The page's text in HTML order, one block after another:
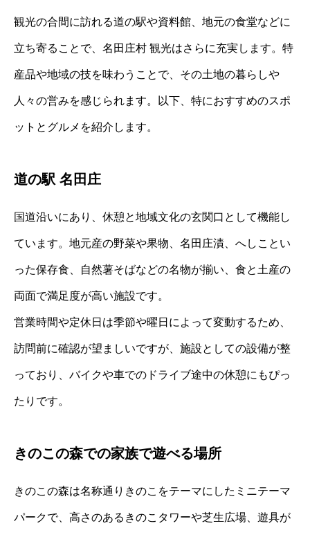
観光の合間に訪れる道の駅や資料館、地元の食堂などに
立ち寄ることで、名田庄村 観光はさらに充実します。特
産品や地域の技を味わうことで、その土地の暮らしや
人々の営みを感じられます。以下、特におすすめのスポ
ットとグルメを紹介します。
道の駅 名田庄
国道沿いにあり、休憩と地域文化の玄関口として機能し
ています。地元産の野菜や果物、名田庄漬、へしことい
った保存食、自然薯そばなどの名物が揃い、食と土産の
両面で満足度が高い施設です。
営業時間や定休日は季節や曜日によって変動するため、
訪問前に確認が望ましいですが、施設としての設備が整
っており、バイクや車でのドライブ途中の休憩にもぴっ
たりです。
きのこの森での家族で遊べる場所
きのこの森は名称通りきのこをテーマにしたミニテーマ
パークで、高さのあるきのこタワーや芝生広場、遊具が